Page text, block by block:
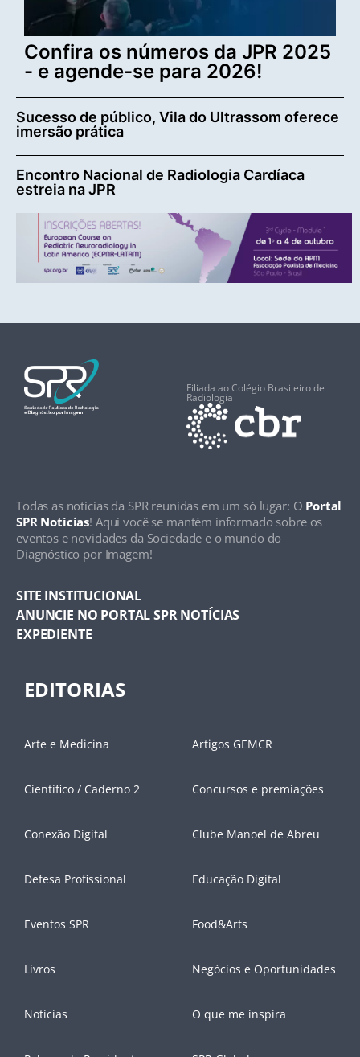
Confira os números da JPR 2025
- e agende-se para 2026!
Sucesso de público, Vila do Ultrassom oferece
imersão prática
Encontro Nacional de Radiologia Cardíaca
estreia na JPR
Filiada ao Colégio Brasileiro de
Radiologia
Todas as notícias da SPR reunidas em um só lugar: O Portal
SPR Notícias! Aqui você se mantém informado sobre os
eventos e novidades da Sociedade e o mundo do
Diagnóstico por Imagem!
SITE INSTITUCIONAL
ANUNCIE NO PORTAL SPR NOTÍCIAS
EXPEDIENTE
EDITORIAS
Arte e Medicina Artigos GEMCR
Científico / Caderno 2 Concursos e premiações
Conexão Digital Clube Manoel de Abreu
Defesa Profissional Educação Digital
Eventos SPR Food&Arts
Livros Negócios e Oportunidades
Notícias O que me inspira